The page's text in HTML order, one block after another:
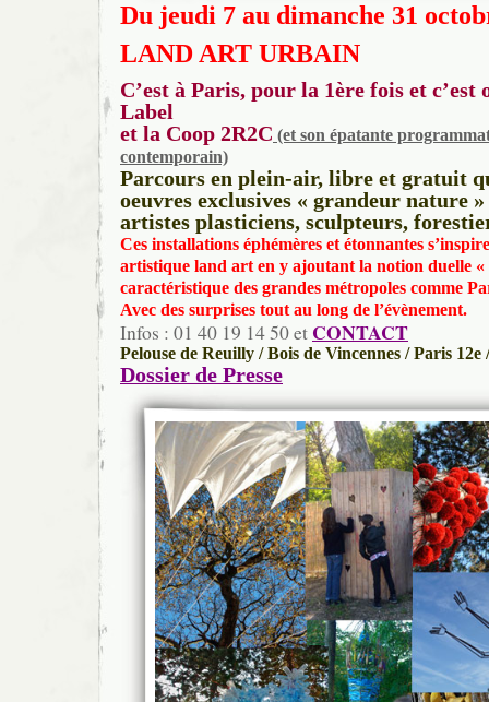
Du jeudi 7 au dimanche 31
LAND ART URBAIN
C’est à Paris, pour la 1ère fois et
Label
et la Coop 2R2C (et son épatante
contemporain)
Parcours en plein-air, libre et gratuit
oeuvres exclusives « grandeur nature
artistes plasticiens, sculpteurs,
Ces installations éphémères et étonnantes
artistique land art en y ajoutant la notion duelle
caractéristique des grandes métropoles comme
Avec des surprises tout au long de l’évènement.
Infos : 01 40 19 14 50 et CONTACT
Pelouse de Reuilly / Bois de Vincennes / Paris
Dossier de Presse